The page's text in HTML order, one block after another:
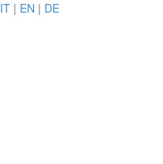
IT | EN | DE